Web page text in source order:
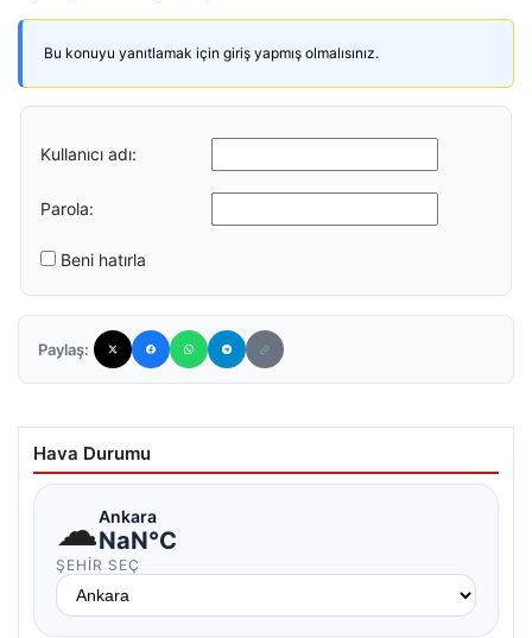
Bu konuyu yanıtlamak için giriş yapmış olmalısınız.
Kullanıcı adı:
Parola:
Beni hatırla
Paylaş:
Hava Durumu
☁Ankara
NaN°C
ŞEHIR SEÇ